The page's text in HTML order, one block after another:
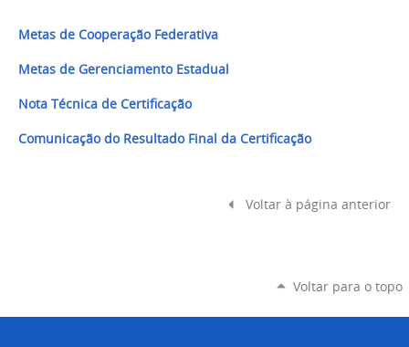
Metas de Cooperação Federativa
Metas de Gerenciamento Estadual
Nota Técnica de Certificação
Comunicação do Resultado Final da Certificação
Voltar à página anterior
Voltar para o topo